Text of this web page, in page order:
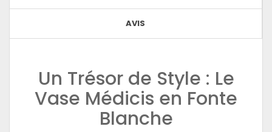
AVIS
Un Trésor de Style : Le
Vase Médicis en Fonte
Blanche